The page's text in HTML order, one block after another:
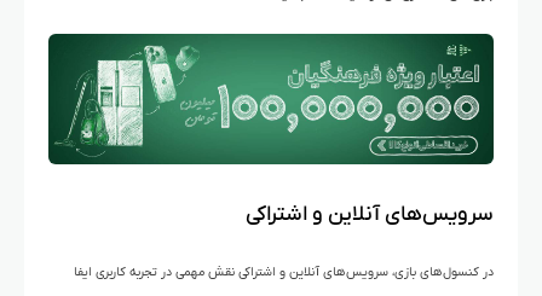
سرویس‌های آنلاین و اشتراکی
در کنسول‌های بازی، سرویس‌های آنلاین و اشتراکی نقش مهمی در تجربه کاربری ایفا